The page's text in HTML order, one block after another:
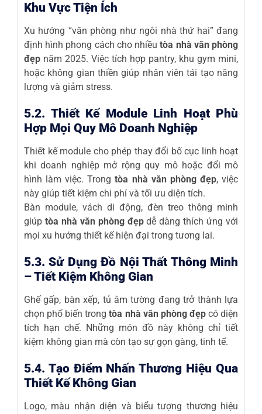
Khu Vực Tiện Ích
Xu hướng “văn phòng như ngôi nhà thứ hai” đang
định hình phong cách cho nhiềutòa nhà văn phòng
đẹp năm 2025. Việc tích hợp pantry, khu gym mini,
hoặc không gian thiền giúp nhân viên tái tạo năng
lượng và giảm stress.
5.2. Thiết Kế Module Linh Hoạt Phù
Hợp Mọi Quy Mô Doanh Nghiệp
Thiết kế module cho phép thay đổi bố cục linh hoạt
khi doanh nghiệp mở rộng quy mô hoặc đổi mô
hình làm việc. Trongtòa nhà văn phòng đẹp, việc
này giúp tiết kiệm chi phí và tối ưu diện tích.
Bàn module, vách di động, đèn treo thông minh
giúp tòa nhà văn phòng đẹpdễ dàng thích ứng với
mọi xu hướng thiết kế hiện đại trong tương lai.
5.3. Sử Dụng Đồ Nội Thất Thông Minh
– Tiết Kiệm Không Gian
Ghế gấp, bàn xếp, tủ âm tường đang trở thành lựa
chọn phổ biến trongtòa nhà văn phòng đẹpcó diện
tích hạn chế. Những món đồ này không chỉ tiết
kiệm không gian mà còn tạo sự gọn gàng, tinh tế.
5.4. Tạo Điểm Nhấn Thương Hiệu Qua
Thiết Kế Không Gian
Logo, màu nhận diện và biểu tượng thương hiệu